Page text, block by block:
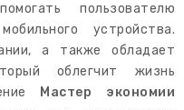
пользователю
устройства.
а также обладает
облегчит жизнь
Мастер экономии